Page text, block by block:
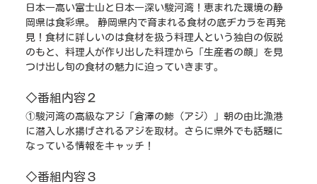
日本一高い富士山と日本一深い駿河湾！恵まれた環境の静
岡県は食彩県。 静岡県内で育まれる食材の底ヂカラを再発
見！食材に詳しいのは食材を扱う料理人という独自の仮説
のもと、料理人が作り出した料理から「生産者の顔」を見
つけ出し旬の食材の魅力に迫っていきます。
◇番組内容２
①駿河湾の高級なアジ「倉澤の鯵（アジ）」朝の由比漁港
に潜入し水揚げされるアジを取材。さらに県外でも話題に
なっている情報をキャッチ！
◇番組内容３